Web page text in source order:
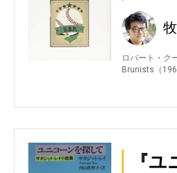
ロバート・ク
Brunists（
『